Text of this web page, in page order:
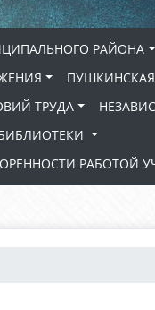
РАЙОНА
ПУШКИНСКАЯ
ТРУДА
РАБОТОЙ